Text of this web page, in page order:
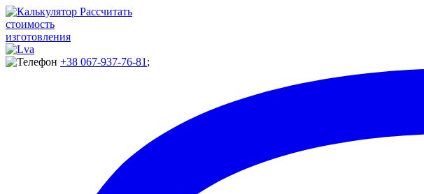
Рассчитать
стоимость
изготовления
+38 067-937-76-81 ;